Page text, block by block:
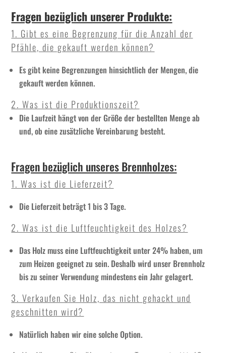
Fragen bezüglich unserer Produkte:
1. Gibt es eine Begrenzung für die Anzahl der
Pfähle, die gekauft werden können?
Es gibt keine Begrenzungen hinsichtlich der Mengen, die
gekauft werden können.
2. Was ist die Produktionszeit?
Die Laufzeit hängt von der Größe der bestellten Menge ab
und, ob eine zusätzliche Vereinbarung besteht.
Fragen bezüglich unseres Brennholzes:
1. Was ist die Lieferzeit?
Die Lieferzeit beträgt 1 bis 3 Tage.
2. Was ist die Luftfeuchtigkeit des Holzes?
Das Holz muss eine Luftfeuchtigkeit unter 24% haben, um
zum Heizen geeignet zu sein. Deshalb wird unser Brennholz
bis zu seiner Verwendung mindestens ein Jahr gelagert.
3. Verkaufen Sie Holz, das nicht gehackt und
geschnitten wird?
Natürlich haben wir eine solche Option.